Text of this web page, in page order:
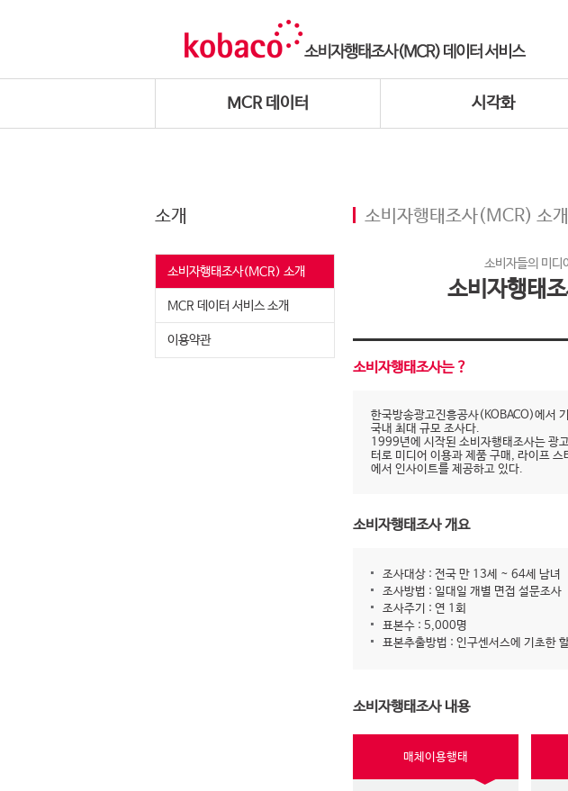
MCR 데이터 시각화
소개
소비자행태조사(MCR) 소개
MCR 데이터 서비스 소개
이용약관
소비자행태조사(MCR) 소개
소비자들의 미디
소비자행태
소비자행태조사는 ?
한국방송광고진흥공사(KOBACO)에서
국내 최대 규모 조사다.
1999년에 시작된 소비자행태조사는 광
터로 미디어 이용과 제품 구매, 라이프
에서 인사이트를 제공하고 있다.
소비자행태조사 개요
조사대상 : 전국 만 13세 ~ 64세 남녀
조사방법 : 일대일 개별 면접 설문조사
조사주기 : 연 1회
표본수 : 5,000명
표본추출방법 : 인구센서스에 기초한
소비자행태조사 내용
매체이용행태